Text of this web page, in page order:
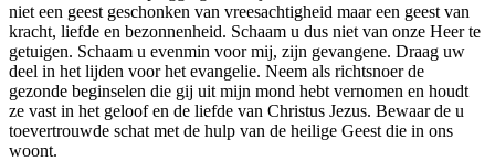
niet een geest geschonken van vreesachtig­heid maar een geest van
kracht, liefde en bezonnenheid. Schaam u dus niet van onze Heer te
getuigen. Schaam u evenmin voor mij, zijn gevangene. Draag uw
deel in het lijden voor het evangelie. Neem als richtsnoer de
gezonde beginselen die gij uit mijn mond hebt vernomen en houdt
ze vast in het geloof en de liefde van Christus Jezus. Bewaar de u
toevertrouwde schat met de hulp van de heilige Geest die in ons
woont.